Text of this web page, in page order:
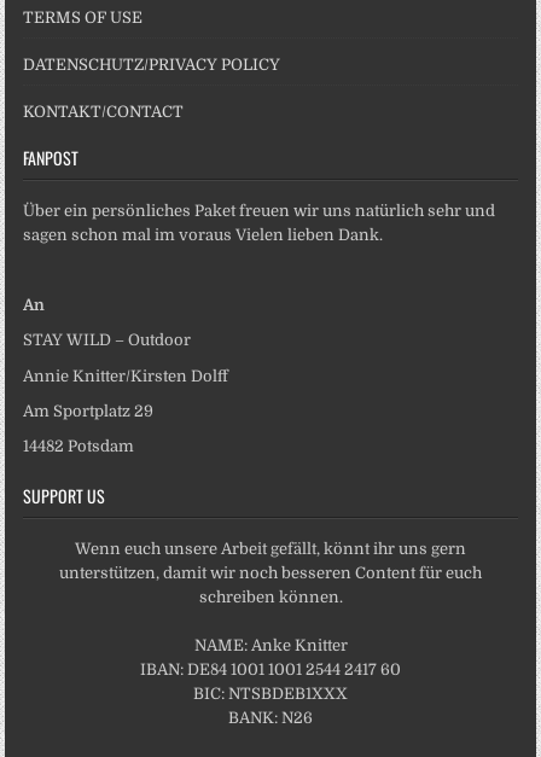
TERMS OF USE
DATENSCHUTZ/PRIVACY POLICY
KONTAKT/CONTACT
FANPOST
Über ein persönliches Paket freuen wir uns natürlich sehr und
sagen schon mal im voraus Vielen lieben Dank.
An
STAY WILD – Outdoor
Annie Knitter/Kirsten Dolff
Am Sportplatz 29
14482 Potsdam
SUPPORT US
Wenn euch unsere Arbeit gefällt, könnt ihr uns gern
unterstützen, damit wir noch besseren Content für euch
schreiben können.
NAME: Anke Knitter
IBAN: DE84 1001 1001 2544 2417 60
BIC: NTSBDEB1XXX
BANK: N26